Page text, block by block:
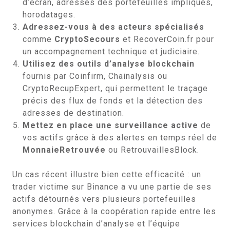
d’écran, adresses des portefeuilles impliqués,
horodatages.
Adressez-vous à des acteurs spécialisés
comme CryptoSecours et RecoverCoin.fr pour
un accompagnement technique et judiciaire.
Utilisez des outils d’analyse blockchain
fournis par Coinfirm, Chainalysis ou
CryptoRecupExpert, qui permettent le traçage
précis des flux de fonds et la détection des
adresses de destination.
Mettez en place une surveillance active de
vos actifs grâce à des alertes en temps réel de
MonnaieRetrouvée ou RetrouvaillesBlock.
Un cas récent illustre bien cette efficacité : un
trader victime sur Binance a vu une partie de ses
actifs détournés vers plusieurs portefeuilles
anonymes. Grâce à la coopération rapide entre les
services blockchain d’analyse et l’équipe